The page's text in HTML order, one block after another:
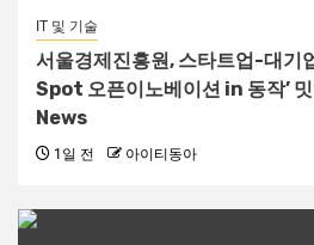
IT 및 기술
서울경제진흥원, 스타트업-대기
Spot 오픈이노베이션 in 동작’
News
1일 전 아이티동아